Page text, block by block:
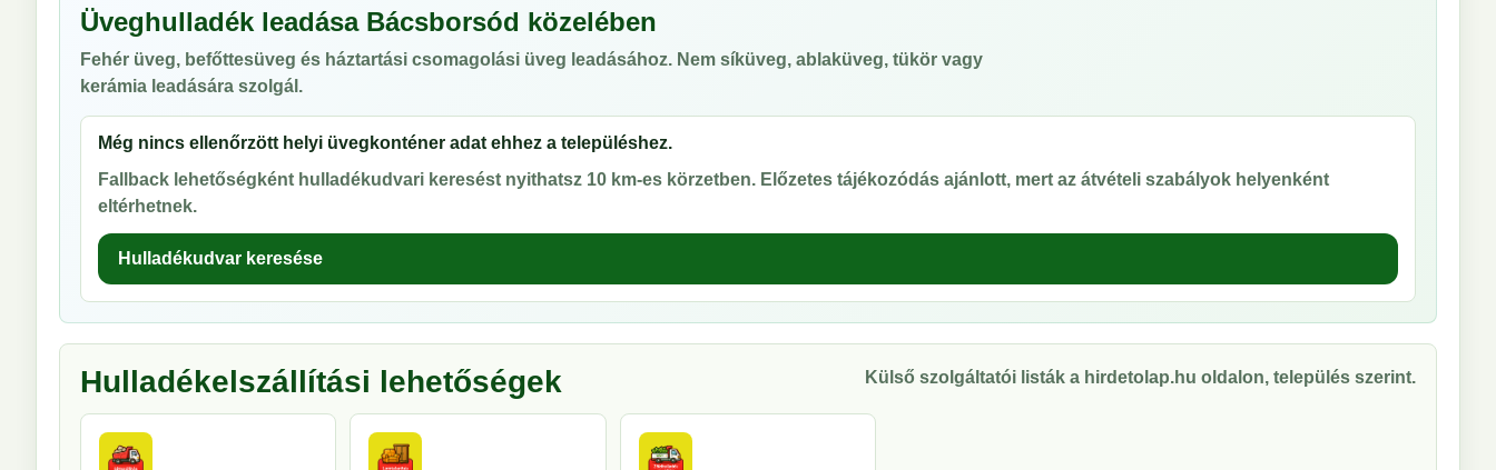
Üveghulladék leadása Bácsborsód közelében
Fehér üveg, befőttesüveg és háztartási csomagolási üveg leadásához. Nem síküveg, ablaküveg, tükör vagy
kerámia leadására szolgál.
Még nincs ellenőrzött helyi üvegkonténer adat ehhez a településhez.
Fallback lehetőségként hulladékudvari keresést nyithatsz 10 km-es körzetben. Előzetes tájékozódás ajánlott, mert az átvételi szabályok helyenként
eltérhetnek.
Hulladékudvar keresése
Hulladékelszállítási lehetőségek Külső szolgáltatói listák a hirdetolap.hu oldalon, település szerint.